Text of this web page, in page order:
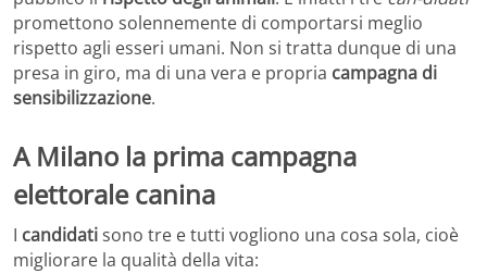
promettono solennemente di comportarsi meglio
rispetto agli esseri umani. Non si tratta dunque di una
presa in giro, ma di una vera e propria campagna di
sensibilizzazione.
A Milano la prima campagna
elettorale canina
I candidatisono tre e tutti vogliono una cosa sola, cioè
migliorare la qualità della vita: